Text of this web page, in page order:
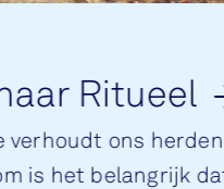
Ri­tu­eel
verhoudt ons
is het belangrijk